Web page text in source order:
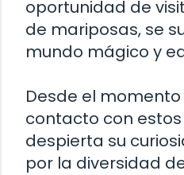
oportunidad de
de mariposas, se
mundo mágico y
Desde el
contacto con
despierta su
por la diversidad